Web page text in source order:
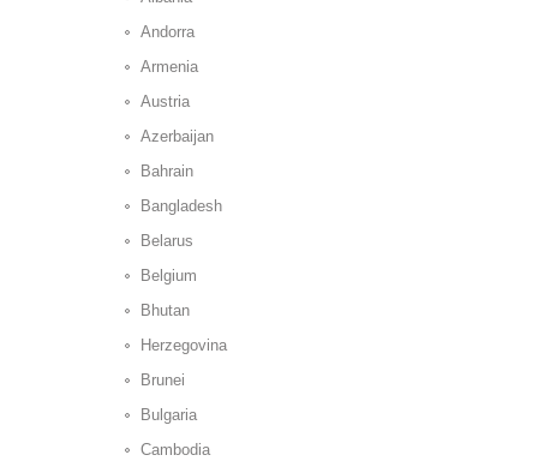
Andorra
Armenia
Austria
Azerbaijan
Bahrain
Bangladesh
Belarus
Belgium
Bhutan
Herzegovina
Brunei
Bulgaria
Cambodia